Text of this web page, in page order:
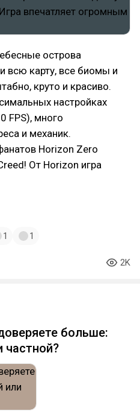
острова
всю карту, все биомы и
круто и красиво.
настройках
FPS), много
и механик.
Horizon Zero
От Horizon игра
1 1
2K
больше:
частной?